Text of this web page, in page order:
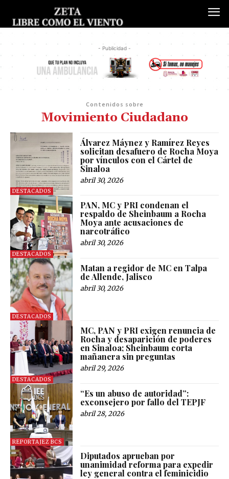
- Publicidad -
Contenidos sobre
Movimiento Ciudadano
DESTACADOS
Álvarez Máynez y Ramírez Reyes
solicitan desafuero de Rocha Moya
por vínculos con el Cártel de
Sinaloa
abril 30, 2026
DESTACADOS
PAN, MC y PRI condenan el
respaldo de Sheinbaum a Rocha
Moya ante acusaciones de
narcotráfico
abril 30, 2026
DESTACADOS
Matan a regidor de MC en Talpa
de Allende, Jalisco
abril 30, 2026
DESTACADOS
MC, PAN y PRI exigen renuncia de
Rocha y desaparición de poderes
en Sinaloa; Sheinbaum corta
mañanera sin preguntas
abril 29, 2026
REPORTAJEZ BCS
“Es un abuso de autoridad”:
exconsejero por fallo del TEPJF
abril 28, 2026
Diputados aprueban por
unanimidad reforma para expedir
ley general contra el feminicidio